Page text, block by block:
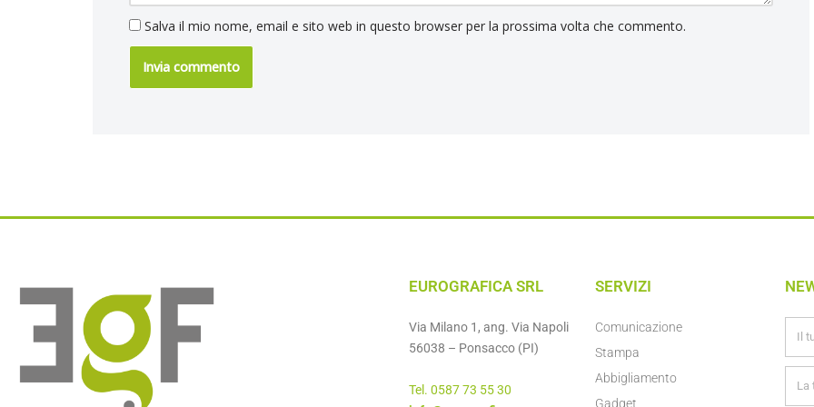
Salva il mio nome, email e sito web in questo browser per la prossima volta che commento.
EUROGRAFICA SRL
Via Milano 1, ang. Via Napoli
56038 – Ponsacco (PI)
Tel. 0587 73 55 30
SERVIZI
Comunicazione
Stampa
Abbigliamento
Gadget